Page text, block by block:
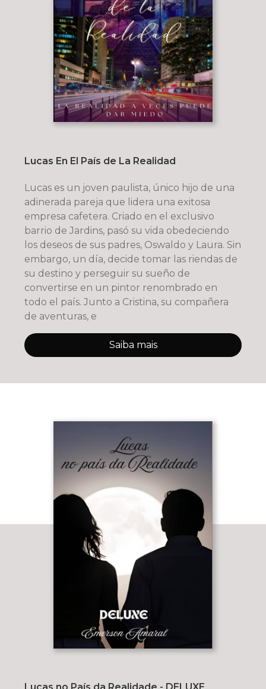
Lucas En El País de La Realidad
Lucas es un joven paulista, único hijo de una
adinerada pareja que lidera una exitosa
empresa cafetera. Criado en el exclusivo
barrio de Jardins, pasó su vida obedeciendo
los deseos de sus padres, Oswaldo y Laura. Sin
embargo, un día, decide tomar las riendas de
su destino y perseguir su sueño de
convertirse en un pintor renombrado en
todo el país. Junto a Cristina, su compañera
de aventuras, e
Saiba mais